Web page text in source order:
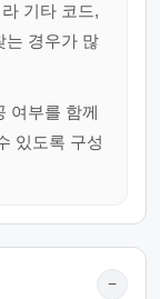
기타 코드,
는 경우가 많
여부를 함께
있도록 구성
−